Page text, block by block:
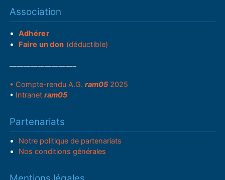
Association
Adhérer
Faire un don (déductible)
• Compte-rendu A.G.ram05 2025
• Intranetram05
Partenariats
Notre politique de partenariats
Nos conditions générales